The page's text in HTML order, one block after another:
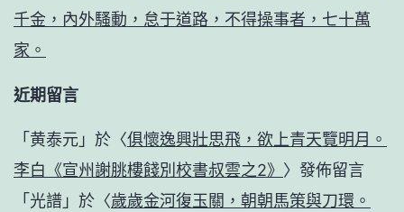
千金，內外騷動，怠于道路，不得操事者，七十萬
家。
近期留言
「 黄泰元 」於〈俱懷逸興壯思飛，欲上青天覽明月。
李白《宣州謝朓樓餞別校書叔雲之2》 〉發佈留言
「 光譜 」於〈歲歲金河復玉關，朝朝馬策與刀環。